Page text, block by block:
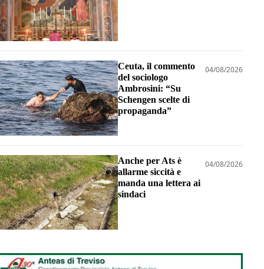
Ceuta, il commento
del sociologo
Ambrosini: “Su
Schengen scelte di
propaganda”
04/08/2026
Anche per Ats è
allarme siccità e
manda una lettera ai
sindaci
04/08/2026